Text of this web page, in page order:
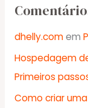
dhelly.comem
Hospedagem
Primeiros
Como criar